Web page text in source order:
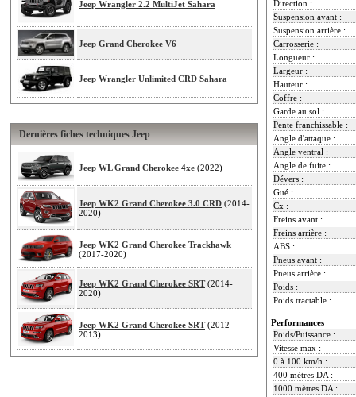
Jeep Wrangler 2.2 MultiJet Sahara
Jeep Grand Cherokee V6
Jeep Wrangler Unlimited CRD Sahara
Dernières fiches techniques Jeep
Jeep WL Grand Cherokee 4xe (2022)
Jeep WK2 Grand Cherokee 3.0 CRD (2014-
2020)
Jeep WK2 Grand Cherokee Trackhawk
(2017-2020)
Jeep WK2 Grand Cherokee SRT(2014-
2020)
Jeep WK2 Grand Cherokee SRT(2012-
2013)
Direction :
Suspension avant :
Suspension arrière :
Carrosserie :
Longueur :
Largeur :
Hauteur :
Coffre :
Garde au sol :
Pente franchissable :
Angle d'attaque :
Angle ventral :
Angle de fuite :
Dévers :
Gué :
Cx :
Freins avant :
Freins arrière :
ABS :
Pneus avant :
Pneus arrière :
Poids :
Poids tractable :
Performances
Poids/Puissance :
Vitesse max :
0 à 100 km/h :
400 mètres DA :
1000 mètres DA :